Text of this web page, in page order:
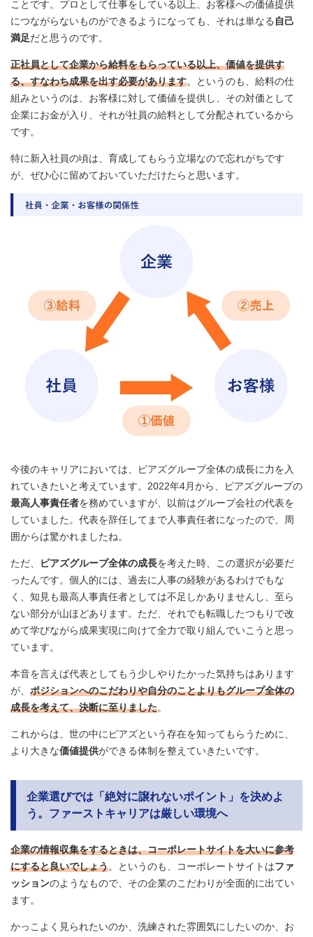
ことです。プロとして仕事をしている以上、お客様への価値提供
につながらないものができるようになっても、それは単なる 自己
満足だと思うのです。
正社員として企業から給料をもらっている以上、価値を提供す
る、すなわち成果を出す必要があります。というのも、給料の仕
組みというのは、お客様に対して価値を提供し、その対価として
企業にお金が入り、それが社員の給料として分配されているから
です。
特に新入社員の頃は、育成してもらう立場なので忘れがちです
が、ぜひ心に留めておいていただけたらと思います。
今後のキャリアにおいては、ピアズグループ全体の成長に力を入
れていきたいと考えています。2022年4月から、ピアズグループの
最高人事責任者を務めていますが、以前はグループ会社の代表を
していました。代表を辞任してまで人事責任者になったので、周
囲からは驚かれましたね。
ただ、 ピアズグループ全体の成長を考えた時、この選択が必要だ
ったんです。個人的には、過去に人事の経験があるわけでもな
く、知見も最高人事責任者としては不足しかありませんし、至ら
ない部分が山ほどあります。ただ、それでも転職したつもりで改
めて学びながら成果実現に向けて全力で取り組んでいこうと思っ
ています。
本音を言えば代表としてもう少しやりたかった気持ちはあります
が、 ポジションへのこだわりや自分のことよりもグループ全体の
成長を考えて、決断に至りました。
これからは、世の中にピアズという存在を知ってもらうために、
より大きな価値提供ができる体制を整えていきたいです。
企業選びでは「絶対に譲れないポイント」を決めよ
う。ファーストキャリアは厳しい環境へ
企業の情報収集をするときは、コーポレートサイトを大いに参考
にすると良いでしょう。というのも、コーポレートサイトはファ
ッションのようなもので、その企業のこだわりが全面的に出てい
ます。
かっこよく見られたいのか、洗練された雰囲気にしたいのか、お